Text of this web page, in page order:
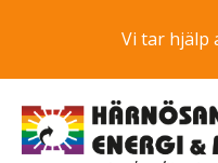
Vi tar hjälp